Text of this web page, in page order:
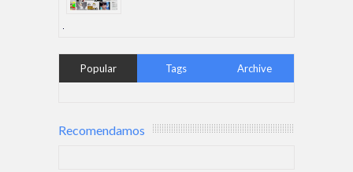
Popular Tags Archive
Recomendamos